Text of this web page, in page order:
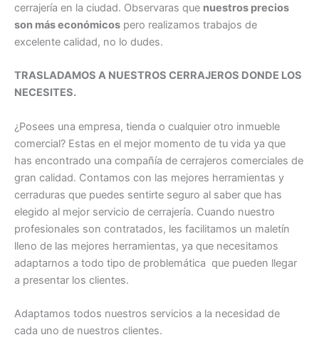
cerrajería en la ciudad. Observaras que nuestros precios
son más económicos pero realizamos trabajos de
excelente calidad, no lo dudes.
TRASLADAMOS A NUESTROS CERRAJEROS DONDE LOS
NECESITES.
¿Posees una empresa, tienda o cualquier otro inmueble
comercial? Estas en el mejor momento de tu vida ya que
has encontrado una compañía de cerrajeros comerciales de
gran calidad. Contamos con las mejores herramientas y
cerraduras que puedes sentirte seguro al saber que has
elegido al mejor servicio de cerrajería. Cuando nuestro
profesionales son contratados, les facilitamos un maletín
lleno de las mejores herramientas, ya que necesitamos
adaptarnos a todo tipo de problemática que pueden llegar
a presentar los clientes.
Adaptamos todos nuestros servicios a la necesidad de
cada uno de nuestros clientes.